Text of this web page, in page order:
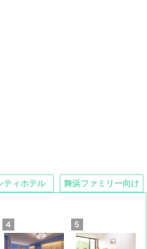
ティホテル 舞浜ファミリー向け